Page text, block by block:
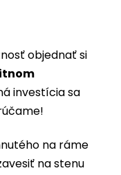
objednať si
investícia sa
na ráme
na stenu